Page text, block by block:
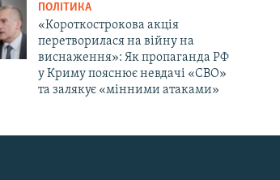
ПОЛІТИКА
«Короткострокова акція
перетворилася на війну на
виснаження»: Як пропаганда РФ
у Криму пояснює невдачі «СВО»
та залякує «мінними атаками»